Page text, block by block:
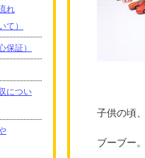
子供の頃
ブーブー
れ
て）
保証）
につい